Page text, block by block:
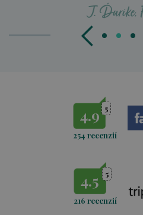
J. Ďurike,
4.9 5
254 recenzií
4.5 5
216 recenzií